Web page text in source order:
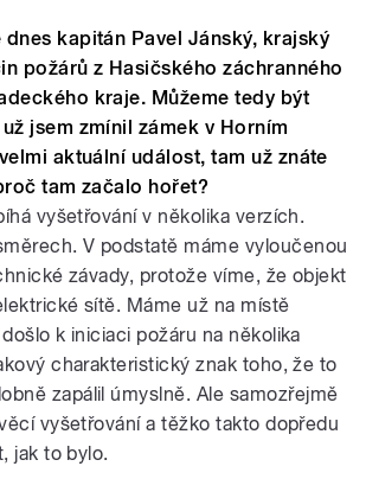
dnes kapitán Pavel Jánský, krajský
požárů z Hasičského záchranného
kraje. Můžeme tedy být
jsem zmínil zámek v Horním
aktuální událost, tam už znáte
tam začalo hořet?
vyšetřování v několika verzích.
V podstatě máme vyloučenou
závady, protože víme, že objekt
sítě. Máme už na místě
k iniciaci požáru na několika
charakteristický znak toho, že to
zapálil úmyslně. Ale samozřejmě
vyšetřování a těžko takto dopředu
jak to bylo.